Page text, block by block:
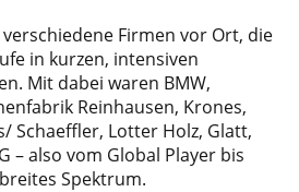
Firmen vor Ort, die
in kurzen, intensiven
Mit dabei waren BMW,
Reinhausen, Krones,
Schaeffler, Lotter Holz, Glatt,
– also vom Global Player bis
Spektrum.